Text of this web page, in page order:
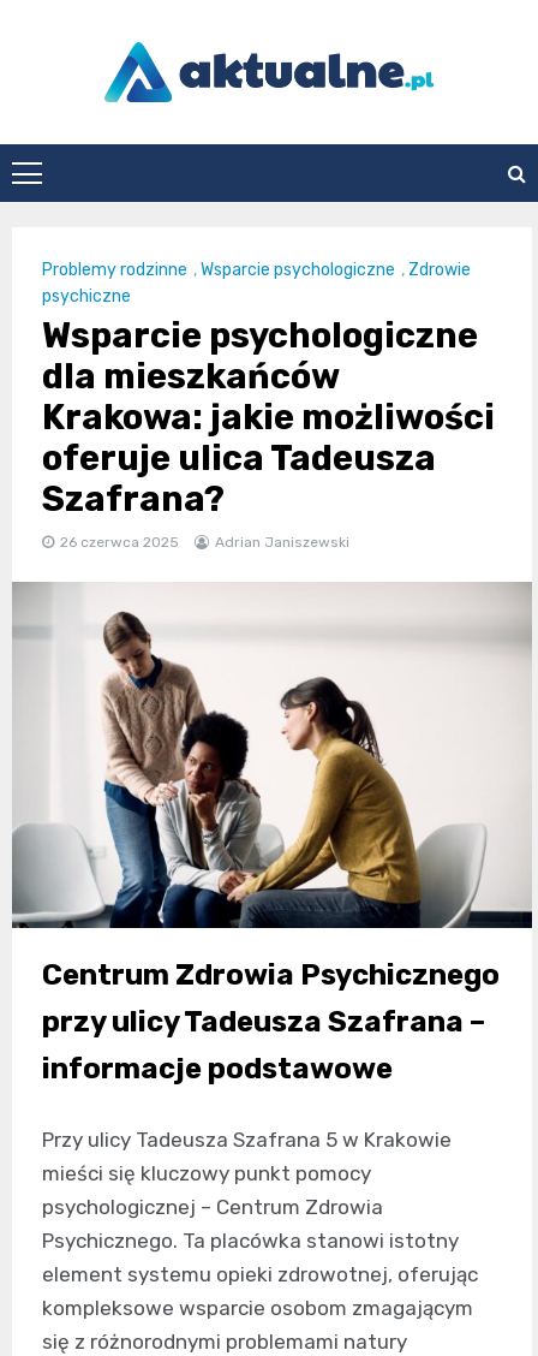
aktualne.pl
Problemy rodzinne ,Wsparcie psychologiczne , Zdrowie
psychiczne
Wsparcie psychologiczne
dla mieszkańców
Krakowa: jakie możliwości
oferuje ulica Tadeusza
Szafrana?
26 czerwca 2025 Adrian Janiszewski
Centrum Zdrowia Psychicznego
przy ulicy Tadeusza Szafrana –
informacje podstawowe
Przy ulicy Tadeusza Szafrana 5 w Krakowie
mieści się kluczowy punkt pomocy
psychologicznej – Centrum Zdrowia
Psychicznego. Ta placówka stanowi istotny
element systemu opieki zdrowotnej, oferując
kompleksowe wsparcie osobom zmagającym
się z różnorodnymi problemami natury